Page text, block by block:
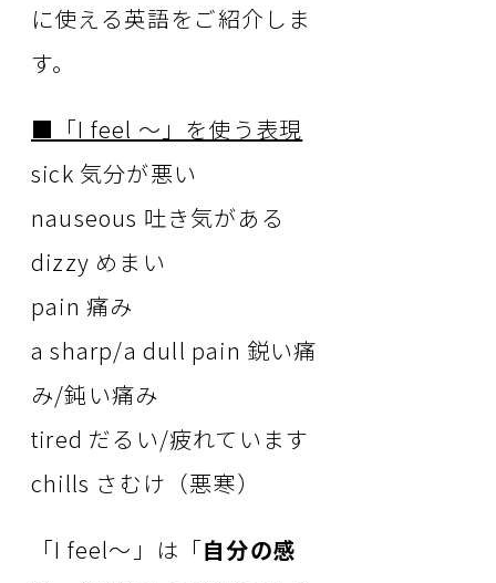
に使える英語をご紹介しま
す。
■「I feel ～」を使う表現
sick 気分が悪い
nauseous 吐き気がある
dizzy めまい
pain 痛み
a sharp/a dull pain 鋭い痛
み/鈍い痛み
tired だるい/疲れています
chills さむけ（悪寒）
「I feel～」は「自分の感